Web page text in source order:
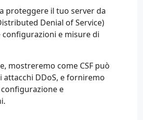
proteggere il tuo server da
Denial of Service)
e misure di
mostreremo come CSF può
DDoS, e forniremo
e